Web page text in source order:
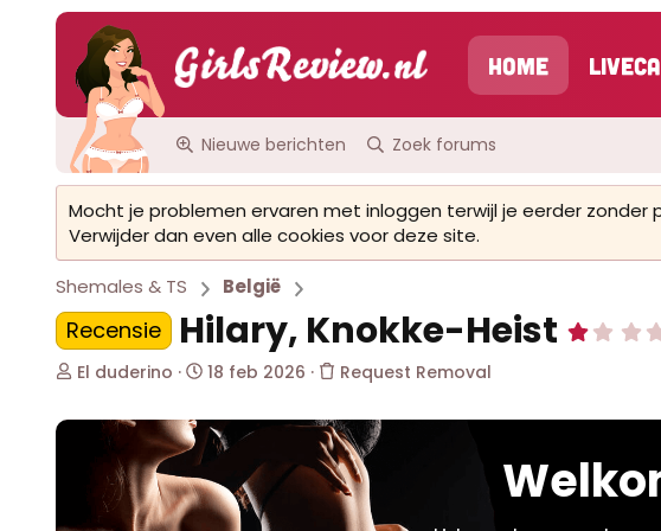
Home
Nieuwe berichten Zoek forums
Mocht je problemen ervaren met inloggen terwijl je eerder
Verwijder dan even alle cookies voor deze site.
Shemales & TS België
Recensie Hilary, Knokke-Heist
O
d
El duderino
S
a
r
d
a
18 feb 2026 Request Removal